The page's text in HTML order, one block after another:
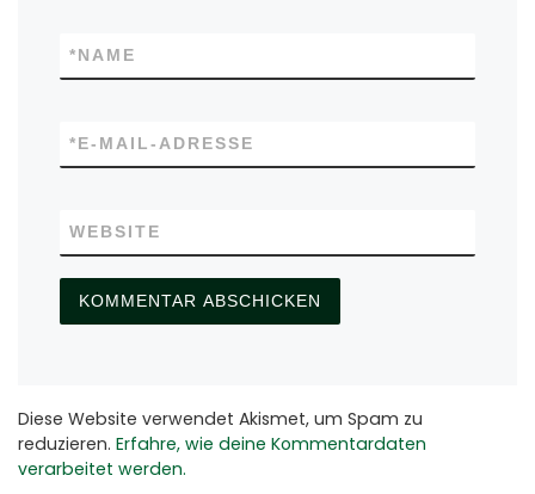
NAME
*
E-MAIL-ADRESSE
*
WEBSITE
Diese Website verwendet Akismet, um Spam zu
reduzieren. Erfahre, wie deine Kommentardaten
verarbeitet werden.